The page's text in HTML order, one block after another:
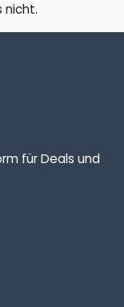
nicht.
für Deals und